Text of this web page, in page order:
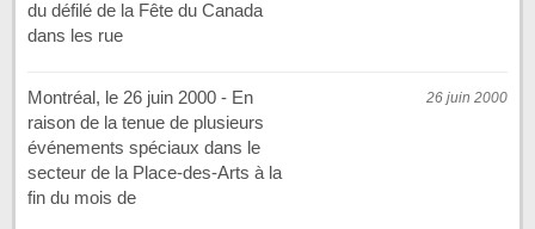
du défilé de la Fête du Canada
dans les rue
26 juin 2000
Montréal, le 26 juin 2000 - En
raison de la tenue de plusieurs
événements spéciaux dans le
secteur de la Place-des-Arts à la
fin du mois de